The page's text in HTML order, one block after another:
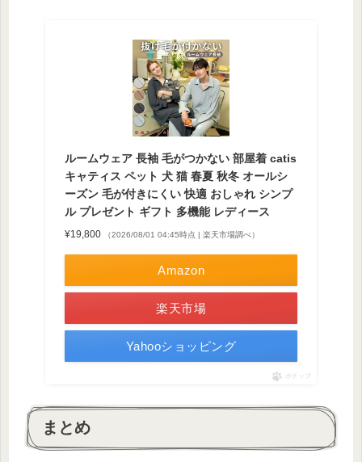
ルームウェア 長袖 毛がつかない 部屋着 catis
キャティス ペット 犬 猫 春夏 秋冬 オールシ
ーズン 毛が付きにくい 快適 おしゃれ シンプ
ル プレゼント ギフト 多機能 レディース
¥19,800 （2026/08/01 04:45時点 | 楽天市場調べ）
Amazon
楽天市場
Yahooショッピング
ポチップ
まとめ